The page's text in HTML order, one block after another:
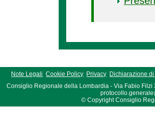
Note Legali Cookie Policy Privacy Dichiarazione
Consiglio Regionale della Lombardia - Via Fabio Filzi
© Copyright Consiglio